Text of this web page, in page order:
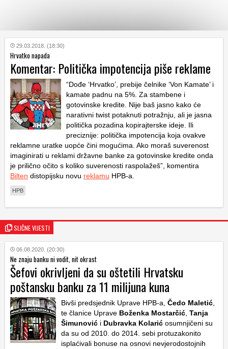
KATEGORIJE
HRVATSKI
WEB
29.03.2018. (18:30)
Hrvatko napada
Komentar: Politička impotencija piše reklame
“Dođe ‘Hrvatko’, prebije čelnike ‘Von Kamate’ i
kamate padnu na 5%. Za stambene i
gotovinske kredite. Nije baš jasno kako će
narativni twist potaknuti potražnju, ali je jasna
politička pozadina kopirajterske ideje. Ili
preciznije: politička impotencija koja ovakve
reklamne uratke uopće čini mogućima. Ako moraš suverenost
imaginirati u reklami državne banke za gotovinske kredite onda
je prilično očito s koliko suverenosti raspolažeš”, komentira
Bilten distopijsku novu reklamu HPB-a.
HPB
SLIČNE VIJESTI
06.08.2020. (20:30)
Ne znaju banku ni vodit, nit okrast
Šefovi okrivljeni da su oštetili Hrvatsku
poštansku banku za 11 milijuna kuna
Bivši predsjednik Uprave HPB-a, Čedo Maletić
te članice Uprave Boženka Mostarčić Tanja
Šimunović i Dubravka Kolarić osumnjičeni su
da su od 2010. do 2014. sebi protuzakonito
isplaćivali bonuse na osnovi nevjerodostojnih